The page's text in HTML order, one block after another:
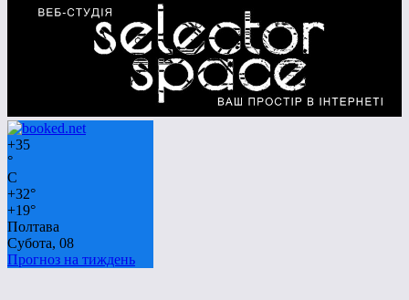
+35
°
C
+32°
+19°
Полтава
Субота, 08
Прогноз на тиждень